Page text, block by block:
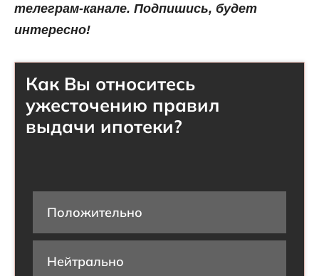
телеграм-канале. Подпишись, будет
интересно!
Как Вы относитесь
ужесточению правил
выдачи ипотеки?
Положительно
Нейтрально